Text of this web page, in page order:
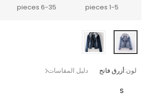
1-5 pieces
6-35 pieces
لون:أزرق فاتح دليل المقاسات
S